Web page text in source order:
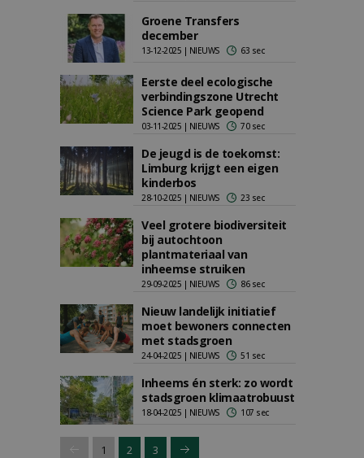
Groene Transfers
december
13-12-2025 | NIEUWS 63 sec
Eerste deel ecologische
verbindingszone Utrecht
Science Park geopend
03-11-2025 | NIEUWS 70 sec
De jeugd is de toekomst:
Limburg krijgt een eigen
kinderbos
28-10-2025 | NIEUWS 23 sec
Veel grotere biodiversiteit
bij autochtoon
plantmateriaal van
inheemse struiken
29-09-2025 | NIEUWS 86 sec
Nieuw landelijk initiatief
moet bewoners connecten
met stadsgroen
24-04-2025 | NIEUWS 51 sec
Inheems én sterk: zo wordt
stads­groen klimaatrobuust
18-04-2025 | NIEUWS 107 sec
1 2 3